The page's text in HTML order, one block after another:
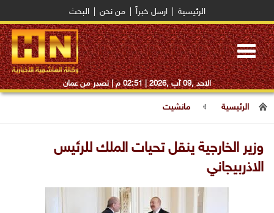
الرئيسية ارسل خبراً من نحن البحث
Toggle
navigation
الاحد ,09 آب ,2026 | 02:51 م | تصدر من عمان
الرئيسية مانشيت
وزير الخارجية ينقل تحيات الملك للرئيس
الاذربيجاني